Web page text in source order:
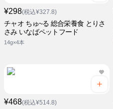
¥298(税込¥327.8)
チャオ ちゅ~る 総合栄養食 とりさ
さみ いなばペットフード
14g×4本
¥468(税込¥514.8)